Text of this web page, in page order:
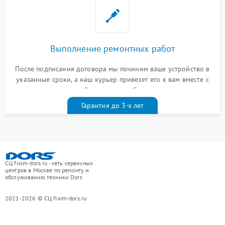
Выполнение ремонтных работ
После подписания договора мы починим ваше устройство в
указанные сроки, а наш курьер привезет его к вам вместе с
гарантийным талоном бесплатно
Гарантия до 3-х лет
СЦ fixim-dors.ru - сеть сервисных
центров в Москве по ремонту и
обслуживанию техники Dors
2021-2026 © СЦ fixim-dors.ru